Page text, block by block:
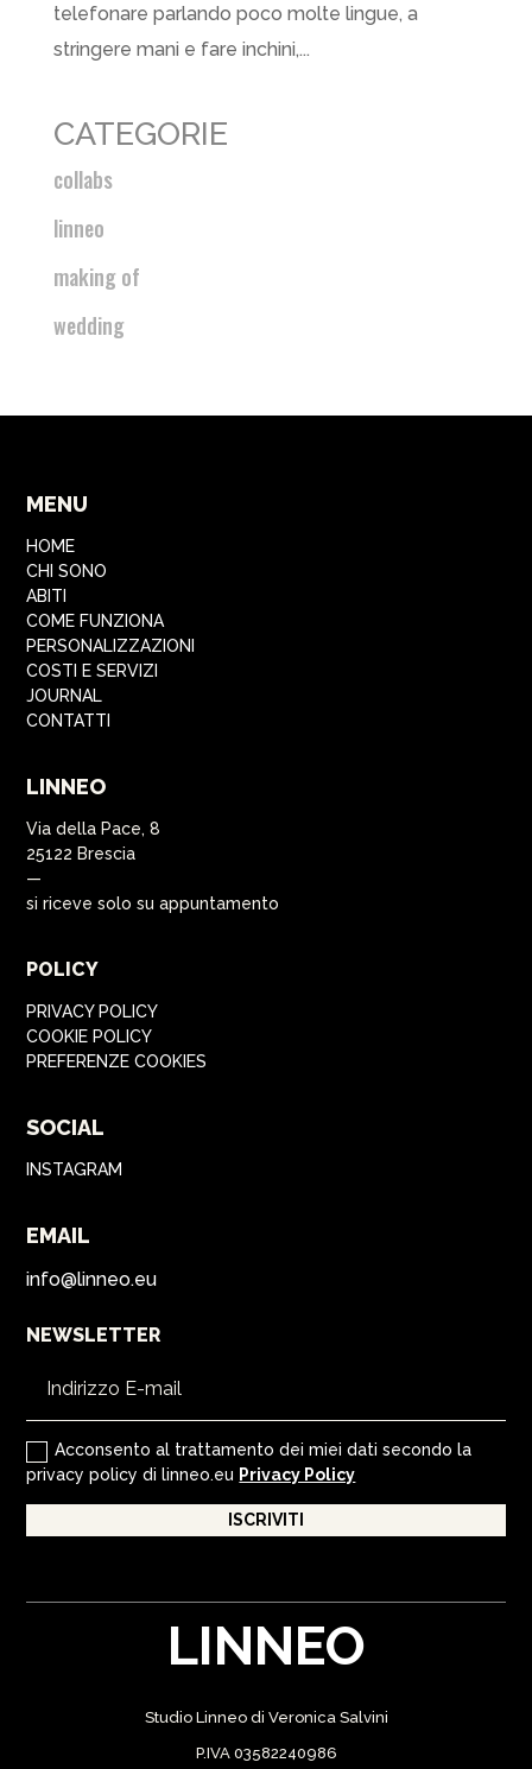
telefonare parlando poco molte lingue, a
stringere mani e fare inchini,...
CATEGORIE
collabs
linneo
making of
wedding
MENU
HOME
CHI SONO
ABITI
COME FUNZIONA
PERSONALIZZAZIONI
COSTI E SERVIZI
JOURNAL
CONTATTI
LINNEO
Via della Pace, 8
25122 Brescia
—
si riceve solo su appuntamento
POLICY
PRIVACY POLICY
COOKIE POLICY
PREFERENZE COOKIES
SOCIAL
INSTAGRAM
EMAIL
info@linneo.eu
NEWSLETTER
Acconsento al trattamento dei miei dati secondo la
privacy policy di linneo.eu Privacy Policy
ISCRIVITI
LINNEO
Studio Linneo di Veronica Salvini
P.IVA 03582240986